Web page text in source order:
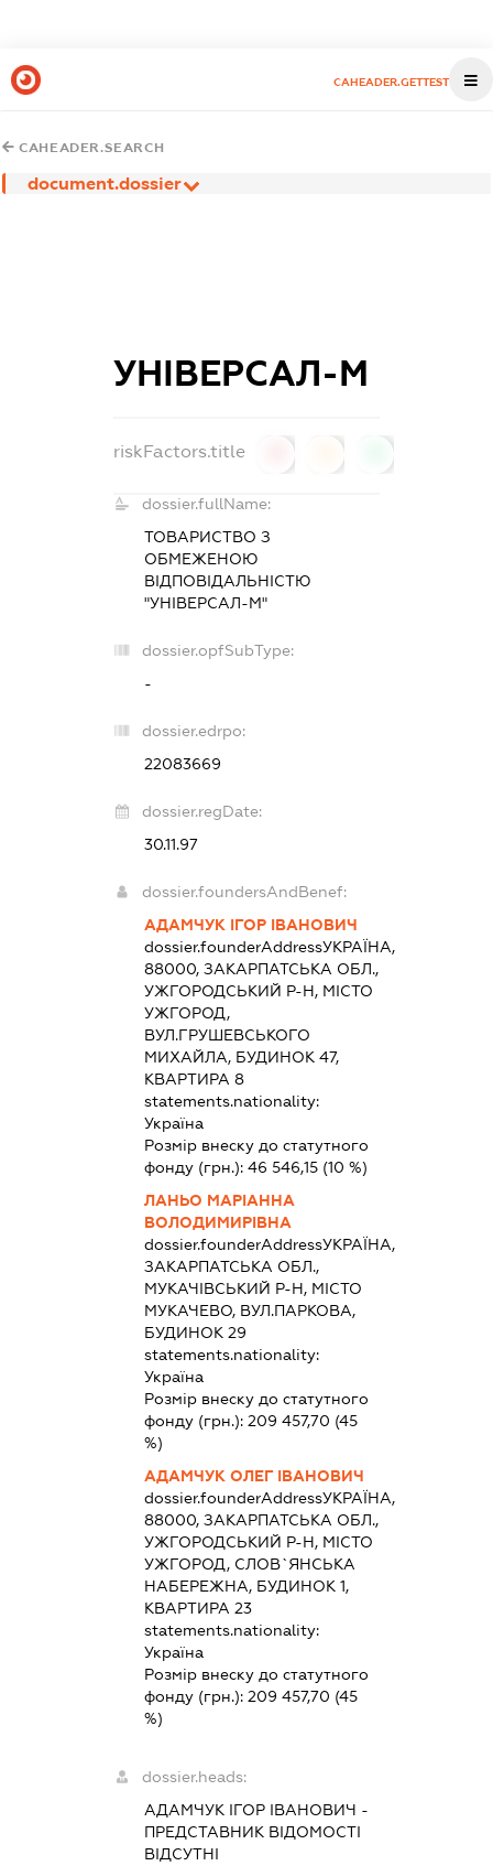
CAHEADER.GETTEST
CAHEADER.SEARCH
document.dossier
УНІВЕРСАЛ-М
riskFactors.title
dossier.fullName:
ТОВАРИСТВО З
ОБМЕЖЕНОЮ
ВІДПОВІДАЛЬНІСТЮ
"УНІВЕРСАЛ-М"
dossier.opfSubType:
-
dossier.edrpo:
22083669
dossier.regDate:
30.11.97
dossier.foundersAndBenef:
АДАМЧУК ІГОР ІВАНОВИЧ
dossier.founderAddressУКРАЇНА,
88000, ЗАКАРПАТСЬКА ОБЛ.,
УЖГОРОДСЬКИЙ Р-Н, МІСТО
УЖГОРОД,
ВУЛ.ГРУШЕВСЬКОГО
МИХАЙЛА, БУДИНОК 47,
КВАРТИРА 8
statements.nationality:
Україна
Розмір внеску до статутного
фонду (грн.):46 546,15 (10 %)
ЛАНЬО МАРІАННА
ВОЛОДИМИРІВНА
dossier.founderAddressУКРАЇНА,
ЗАКАРПАТСЬКА ОБЛ.,
МУКАЧІВСЬКИЙ Р-Н, МІСТО
МУКАЧЕВО, ВУЛ.ПАРКОВА,
БУДИНОК 29
statements.nationality:
Україна
Розмір внеску до статутного
фонду (грн.):209 457,70 (45
%)
АДАМЧУК ОЛЕГ ІВАНОВИЧ
dossier.founderAddressУКРАЇНА,
88000, ЗАКАРПАТСЬКА ОБЛ.,
УЖГОРОДСЬКИЙ Р-Н, МІСТО
УЖГОРОД, СЛОВ`ЯНСЬКА
НАБЕРЕЖНА, БУДИНОК 1,
КВАРТИРА 23
statements.nationality:
Україна
Розмір внеску до статутного
фонду (грн.):209 457,70 (45
%)
dossier.heads:
АДАМЧУК ІГОР ІВАНОВИЧ -
ПРЕДСТАВНИК ВІДОМОСТІ
ВІДСУТНІ